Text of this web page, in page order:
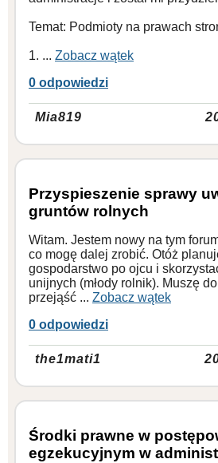
Temat: Podmioty na prawach
1. ... Zobacz wątek
0 odpowiedzi
Mia819
Przyspieszenie sprawy
gruntów rolnych
Witam. Jestem nowy na tym
co mogę dalej zrobić. Otóż
gospodarstwo po ojcu i
unijnych (młody rolnik). Muszę
przejąść ... Zobacz wątek
0 odpowiedzi
the1mati1
Środki prawne w
egzekucyjnym w